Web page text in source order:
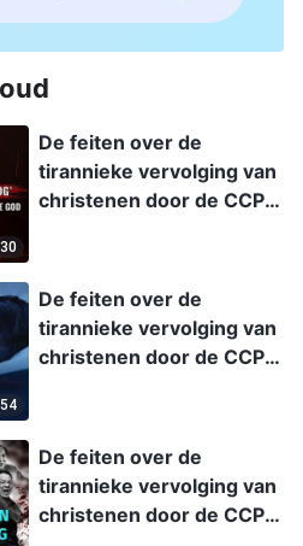
De feiten over de
tirannieke vervolging van
christenen door de CCP,
oorlog’ in een poging De
Kerk van Almachtige God
volledig te vernietigen.
De feiten over de
tirannieke vervolging van
christenen door de CCP,
zieke christen:
Vervolging op de
intensive care
De feiten over de
tirannieke vervolging van
christenen door de CCP,